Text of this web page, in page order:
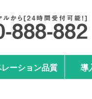
ーション品質 導